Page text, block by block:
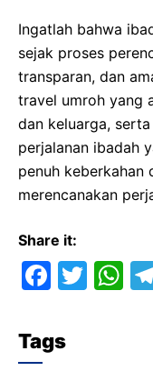
Ingatlah bahwa
sejak proses
transparan, dan
travel umroh yang
dan keluarga,
perjalanan ibadah
penuh keberkahan
merencanakan
Share it:
F
c
e
T
W
Tags